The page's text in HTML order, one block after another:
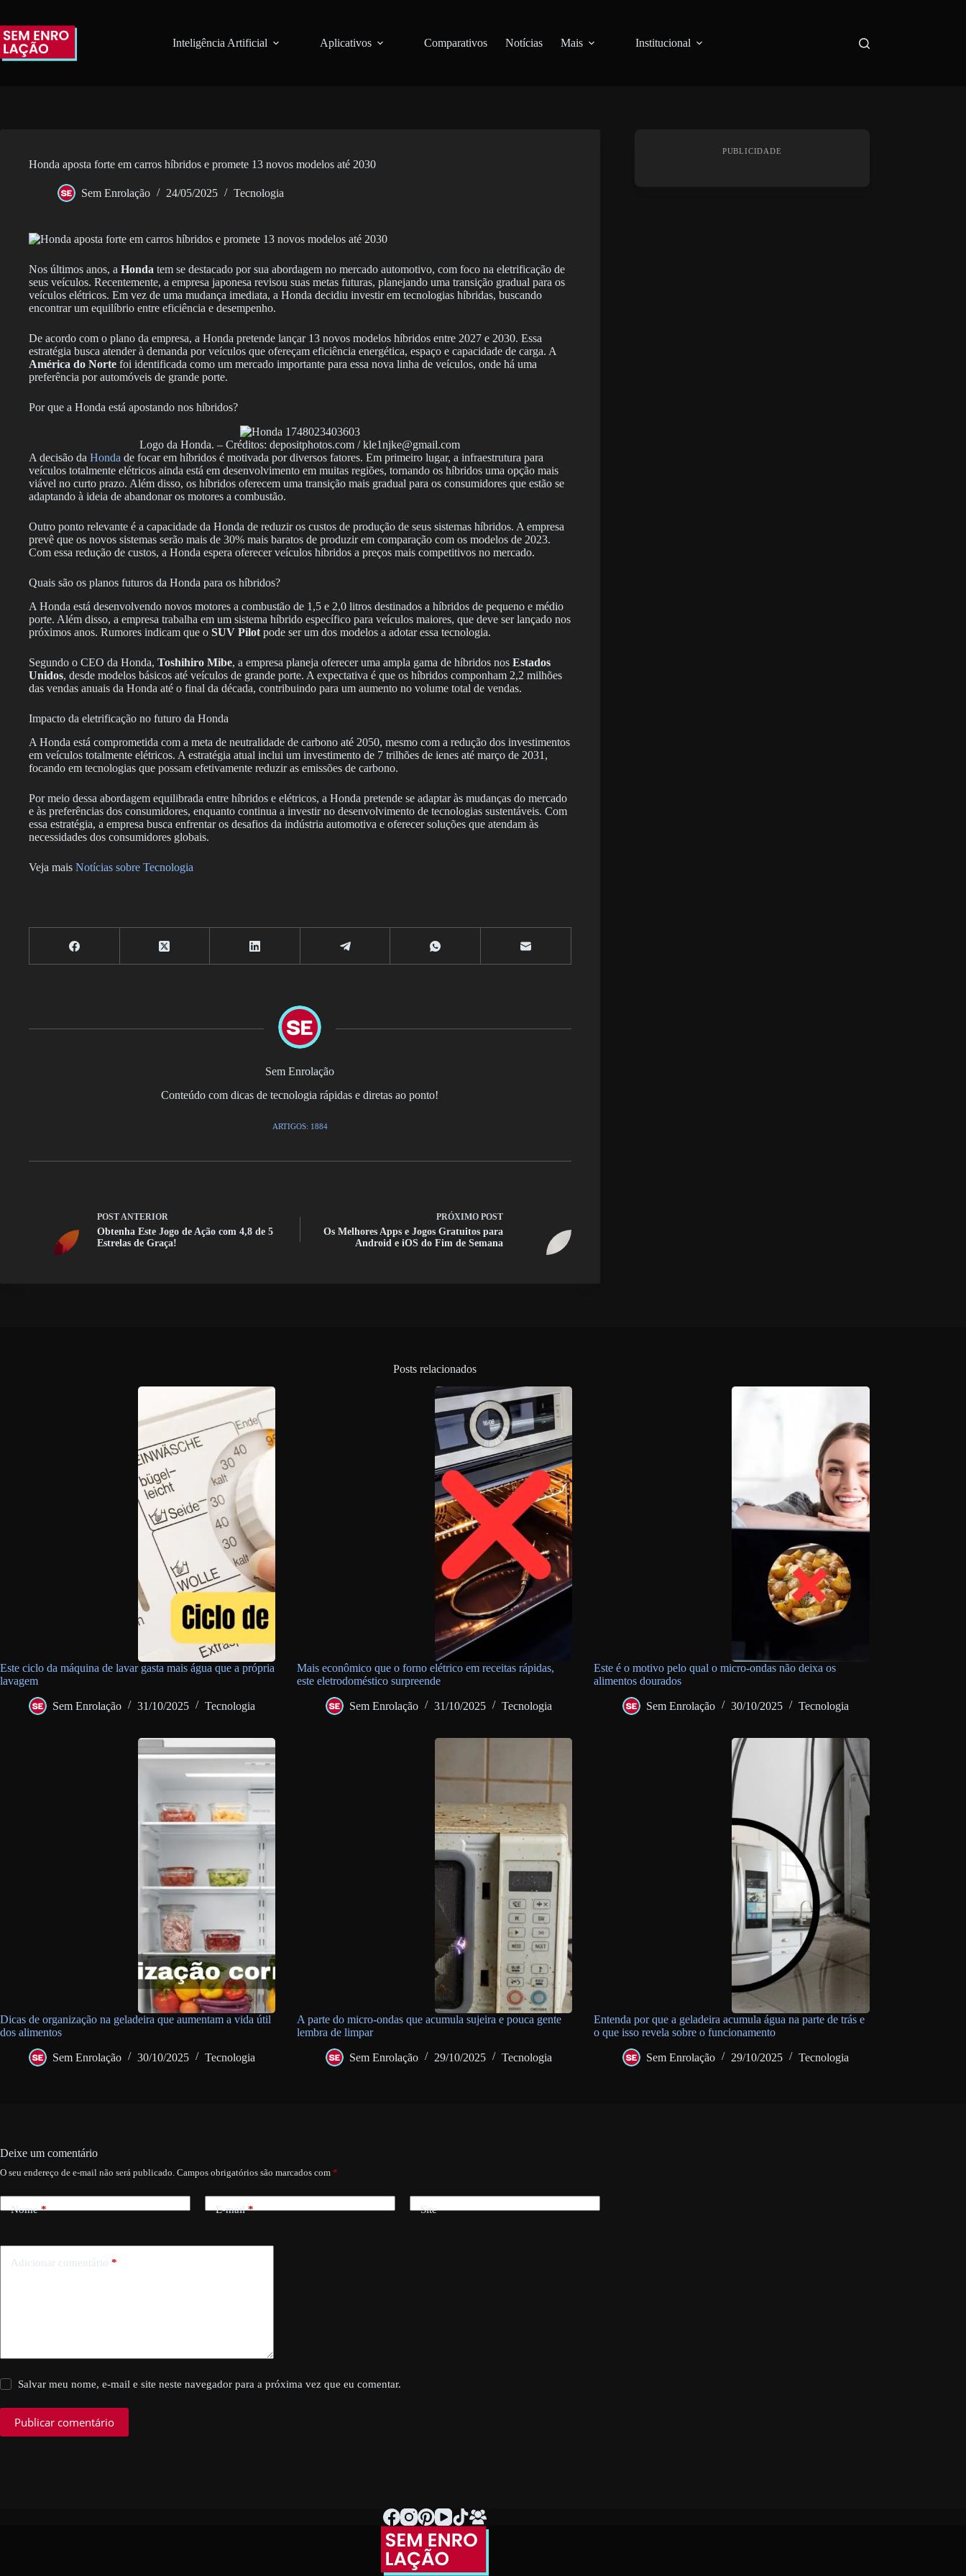
o
conteúdo
Inteligência Artificial Aplicativos Comparativos Notícias Mais Institucional
Honda aposta forte em carros híbridos e promete 13 novos modelos até 2030
Sem Enrolação 24/05/2025 Tecnologia
Nos últimos anos, a Honda tem se destacado por sua abordagem no mercado automotivo, com foco na eletrificação de
seus veículos. Recentemente, a empresa japonesa revisou suas metas futuras, planejando uma transição gradual para os
veículos elétricos. Em vez de uma mudança imediata, a Honda decidiu investir em tecnologias híbridas, buscando
encontrar um equilíbrio entre eficiência e desempenho.
De acordo com o plano da empresa, a Honda pretende lançar 13 novos modelos híbridos entre 2027 e 2030. Essa
estratégia busca atender à demanda por veículos que ofereçam eficiência energética, espaço e capacidade de carga. A
América do Norte foi identificada como um mercado importante para essa nova linha de veículos, onde há uma
preferência por automóveis de grande porte.
Por que a Honda está apostando nos híbridos?
Logo da Honda. – Créditos: depositphotos.com / kle1njke@gmail.com
A decisão da Honda de focar em híbridos é motivada por diversos fatores. Em primeiro lugar, a infraestrutura para
veículos totalmente elétricos ainda está em desenvolvimento em muitas regiões, tornando os híbridos uma opção mais
viável no curto prazo. Além disso, os híbridos oferecem uma transição mais gradual para os consumidores que estão se
adaptando à ideia de abandonar os motores a combustão.
Outro ponto relevante é a capacidade da Honda de reduzir os custos de produção de seus sistemas híbridos. A empresa
prevê que os novos sistemas serão mais de 30% mais baratos de produzir em comparação com os modelos de 2023.
Com essa redução de custos, a Honda espera oferecer veículos híbridos a preços mais competitivos no mercado.
Quais são os planos futuros da Honda para os híbridos?
A Honda está desenvolvendo novos motores a combustão de 1,5 e 2,0 litros destinados a híbridos de pequeno e médio
porte. Além disso, a empresa trabalha em um sistema híbrido específico para veículos maiores, que deve ser lançado nos
próximos anos. Rumores indicam que o SUV Pilot pode ser um dos modelos a adotar essa tecnologia.
Segundo o CEO da Honda, Toshihiro Mibe, a empresa planeja oferecer uma ampla gama de híbridos nos Estados
Unidos, desde modelos básicos até veículos de grande porte. A expectativa é que os híbridos componham 2,2 milhões
das vendas anuais da Honda até o final da década, contribuindo para um aumento no volume total de vendas.
Impacto da eletrificação no futuro da Honda
A Honda está comprometida com a meta de neutralidade de carbono até 2050, mesmo com a redução dos investimentos
em veículos totalmente elétricos. A estratégia atual inclui um investimento de 7 trilhões de ienes até março de 2031,
focando em tecnologias que possam efetivamente reduzir as emissões de carbono.
Por meio dessa abordagem equilibrada entre híbridos e elétricos, a Honda pretende se adaptar às mudanças do mercado
e às preferências dos consumidores, enquanto continua a investir no desenvolvimento de tecnologias sustentáveis. Com
essa estratégia, a empresa busca enfrentar os desafios da indústria automotiva e oferecer soluções que atendam às
necessidades dos consumidores globais.
Veja mais Notícias sobre Tecnologia
Sem Enrolação
Conteúdo com dicas de tecnologia rápidas e diretas ao ponto!
ARTIGOS: 1884
POSTANTERIOR
Obtenha Este Jogo de Ação com 4,8 de 5
Estrelas de Graça!
PRÓXIMO POST
Os Melhores Apps e Jogos Gratuitos para
Android e iOS do Fim de Semana
PUBLICIDADE
Posts relacionados
Este ciclo da máquina de lavar gasta mais água que a própria
lavagem
Sem Enrolação 31/10/2025 Tecnologia
Mais econômico que o forno elétrico em receitas rápidas,
este eletrodoméstico surpreende
Sem Enrolação 31/10/2025 Tecnologia
Este é o motivo pelo qual o micro-ondas não deixa os
alimentos dourados
Sem Enrolação 30/10/2025 Tecnologia
Dicas de organização na geladeira que aumentam a vida útil
dos alimentos
Sem Enrolação 30/10/2025 Tecnologia
A parte do micro-ondas que acumula sujeira e pouca gente
lembra de limpar
Sem Enrolação 29/10/2025 Tecnologia
Entenda por que a geladeira acumula água na parte de trás e
o que isso revela sobre o funcionamento
Sem Enrolação 29/10/2025 Tecnologia
Deixe um comentário
O seu endereço de e-mail não será publicado. Campos obrigatórios são marcados com *
Nome* E-mail* Site
Adicionar comentário *
Salvar meu nome, e-mail e site neste navegador para a próxima vez que eu comentar.
Publicar comentário